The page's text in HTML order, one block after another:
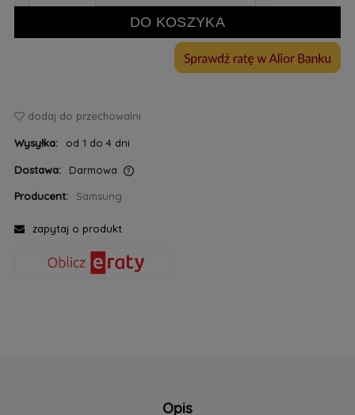
DO KOSZYKA
dodaj do przechowalni
Wysyłka: od 1 do 4 dni
Dostawa:
Darmowa
Producent:
Samsung
zapytaj o produkt
Opis